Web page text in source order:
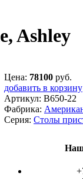
Ashley
Цена: 78100 руб.
добавить в корзину
Артикул: B650-22
Фабрика:
Серия: Столы